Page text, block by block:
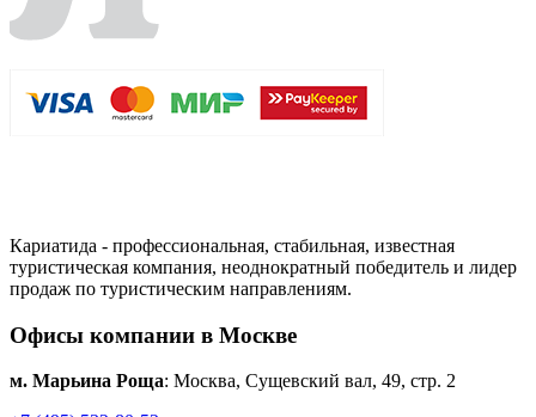
Кариатида - профессиональная, стабильная, известная
туристическая компания, неоднократный победитель и лидер
продаж по туристическим направлениям.
Офисы компании в Москве
м. Марьина Роща: Москва, Сущевский вал, 49, стр. 2